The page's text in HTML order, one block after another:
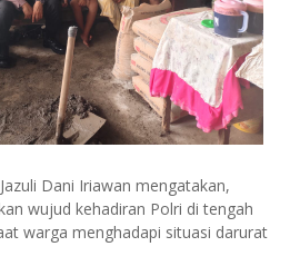
Dani Iriawan mengatakan,
wujud kehadiran Polri di tengah
warga menghadapi situasi darurat